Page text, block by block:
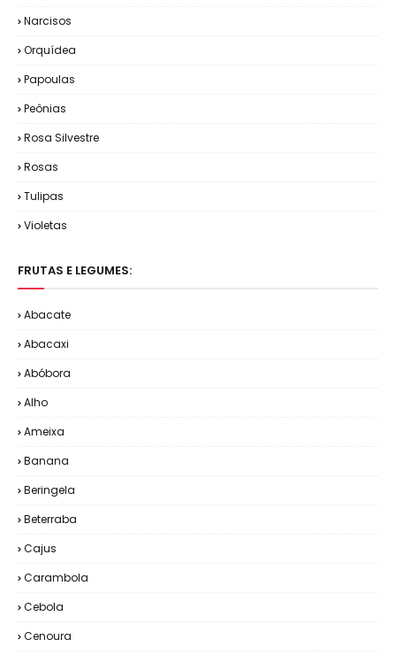
Narcisos
Orquídea
Papoulas
Peônias
Rosa Silvestre
Rosas
Tulipas
Violetas
FRUTAS E LEGUMES:
Abacate
Abacaxi
Abóbora
Alho
Ameixa
Banana
Beringela
Beterraba
Cajus
Carambola
Cebola
Cenoura